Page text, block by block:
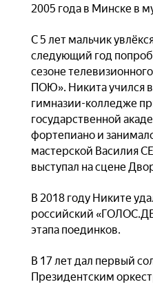
2005 года в Минске в
С 5 лет мальчик
следующий год
сезоне
ПОЮ». Никита учился
гимназии-колледже
государственной
фортепиано и
мастерской Василия
выступал на сцене
В 2018 году Никите
российский
этапа поединков.
В 17 лет дал первый
Президентским